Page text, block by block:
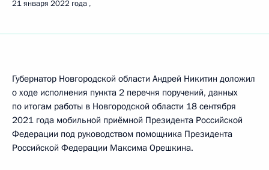
21 января 2022 года
Губернатор Новгородской области Андрей Никитин доложил
о ходе исполнения пункта 2 перечня поручений, данных
по итогам работы в Новгородской области 18 сентября
2021 года мобильной приёмной Президента Российской
Федерации под руководством помощника Президента
Российской Федерации Максима Орешкина.